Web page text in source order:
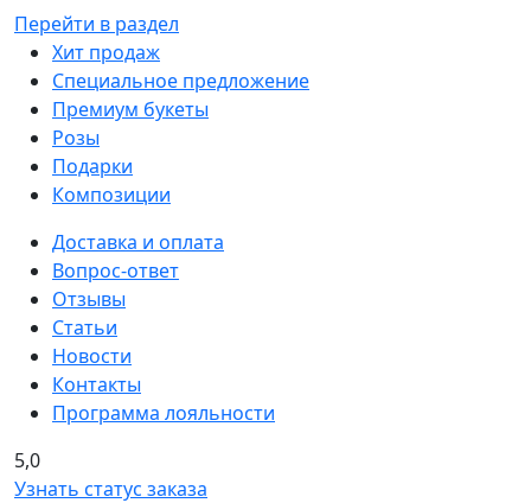
Перейти в раздел
Хит продаж
Специальное предложение
Премиум букеты
Розы
Подарки
Композиции
Доставка и оплата
Вопрос-ответ
Отзывы
Статьи
Новости
Контакты
Программа лояльности
5,0
Узнать статус заказа